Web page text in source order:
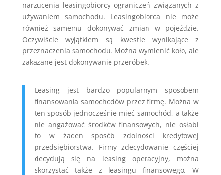
narzucenia leasingobiorcy ograniczeń związanych z
używaniem samochodu. Leasingobiorca nie może
również samemu dokonywać zmian w pojeździe.
Oczywiście wyjątkiem są kwestie wynikające z
przeznaczenia samochodu. Można wymienić koło, ale
zakazane jest dokonywanie przeróbek.
Leasing jest bardzo popularnym sposobem
finansowania samochodów przez firmę. Można w
ten sposób jednocześnie mieć samochód, a także
nie angażować środków finansowych, nie osłabi
to w żaden sposób zdolności kredytowej
przedsiębiorstwa. Firmy zdecydowanie częściej
decydują się na leasing operacyjny, można
skorzystać także z leasingu finansowego. W